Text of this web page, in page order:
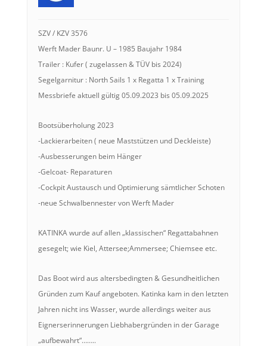
SZV / KZV 3576
Werft Mader Baunr. U – 1985 Baujahr 1984
Trailer : Kufer ( zugelassen & TÜV bis 2024)
Segelgarnitur : North Sails 1 x Regatta 1 x Training
Messbriefe aktuell gültig 05.09.2023 bis 05.09.2025
Bootsüberholung 2023
-Lackierarbeiten ( neue Maststützen und Deckleiste)
-Ausbesserungen beim Hänger
-Gelcoat- Reparaturen
-Cockpit Austausch und Optimierung sämtlicher Schoten
-neue Schwalbennester von Werft Mader
KATINKA wurde auf allen „klassischen“ Regattabahnen
gesegelt; wie Kiel, Attersee;Ammersee; Chiemsee etc.
Das Boot wird aus altersbedingten & Gesundheitlichen
Gründen zum Kauf angeboten. Katinka kam in den letzten
Jahren nicht ins Wasser, wurde allerdings weiter aus
Eignerserinnerungen Liebhabergründen in der Garage
„aufbewahrt“……..